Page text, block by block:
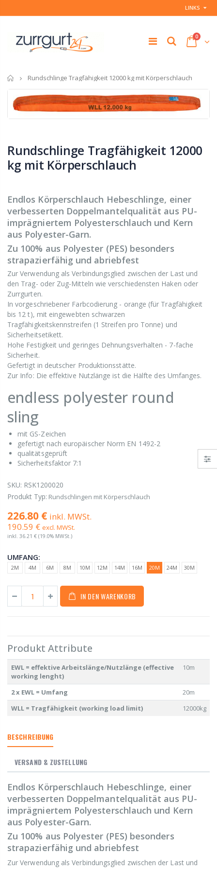
LINKS
0
Startseite
Rundschlinge Tragfähigkeit 12000 kg mit Körperschlauch
Rundschlinge Tragfähigkeit 12000
kg mit Körperschlauch
Endlos Körperschlauch Hebeschlinge, einer
verbesserten Doppelmantelqualität aus PU-
imprägniertem Polyesterschlauch und Kern
aus Polyester-Garn.
Zu 100% aus Polyester (PES) besonders
strapazierfähig und abriebfest
Zur Verwendung als Verbindungsglied zwischen der Last und
den Trag- oder Zug-Mitteln wie verschiedensten Haken oder
Zurrgurten.
In vorgeschriebener Farbcodierung - orange (für Tragfähigkeit
bis 12 t), mit eingewebten schwarzen
Tragfähigkeitskennstreifen (1 Streifen pro Tonne) und
Sicherheitsetikett.
Hohe Festigkeit und geringes Dehnungsverhalten - 7-fache
Sicherheit.
Gefertigt in deutscher Produktionsstätte.
Zur Info: Die effektive Nutzlänge ist die Hälfte des Umfanges.
endless polyester round
sling
mit GS-Zeichen
gefertigt nach europäischer Norm EN 1492-2
qualitätsgeprüft
Sicherheitsfaktor 7:1
SKU: RSK1200020
Produkt Typ: Rundschlingen mit Körperschlauch
226.80 € inkl. MWSt.
190.59 € excl. MWSt.
inkl. 36.21 € (19.0% MWSt.)
UMFANG:
2M 4M 6M 8M 10M 12M 14M 16M 20M 24M 30M
IN DEN WARENKORB
Produkt Attribute
EWL = effektive Arbeitslänge/Nutzlänge (effective
working lenght)
10m
2 x EWL = Umfang
20m
WLL = Tragfähigkeit (working load limit)
12000kg
BESCHREIBUNG
VERSAND & ZUSTELLUNG
Endlos Körperschlauch Hebeschlinge, einer
verbesserten Doppelmantelqualität aus PU-
imprägniertem Polyesterschlauch und Kern
aus Polyester-Garn.
Zu 100% aus Polyester (PES) besonders
strapazierfähig und abriebfest
Zur Verwendung als Verbindungsglied zwischen der Last und